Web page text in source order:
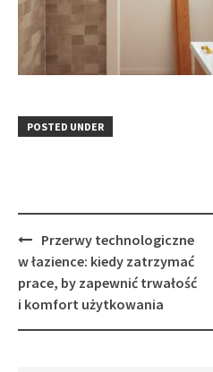
POSTED UNDER
Post
navigation
Przerwy technologiczne
w łazience: kiedy zatrzymać
prace, by zapewnić trwałość
i komfort użytkowania